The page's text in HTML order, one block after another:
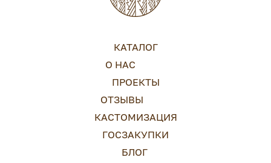
КАТАЛОГ
О НАС
ОТЗЫВЫ
ПРОЕКТЫ
КАСТОМИЗАЦИЯ
ГОСЗАКУПКИ
БЛОГ